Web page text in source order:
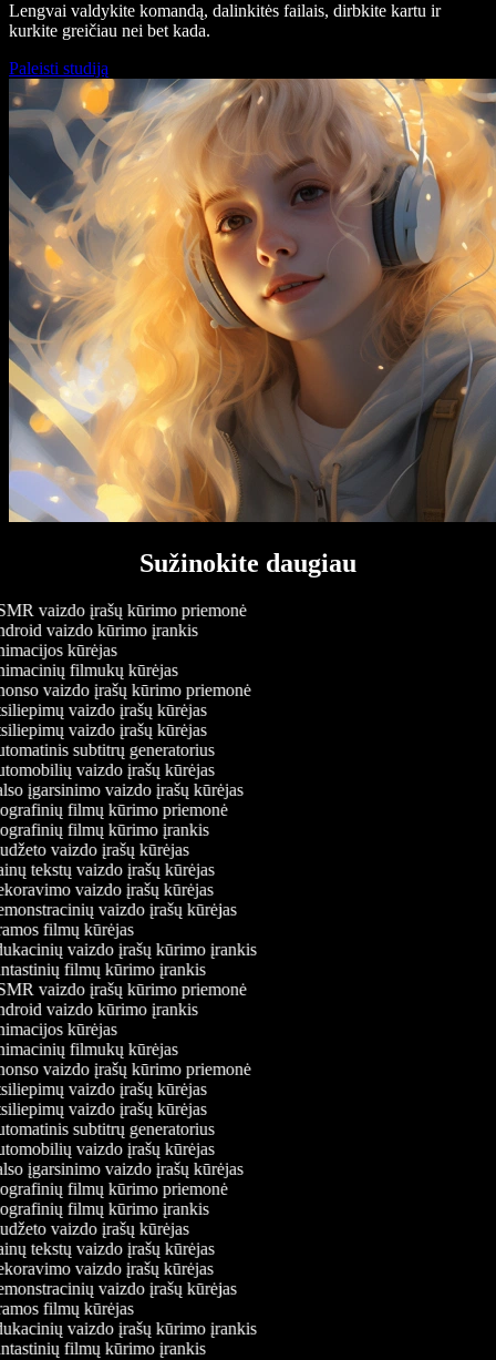
Lengvai valdykite komandą, dalinkitės failais, dirbkite kartu ir
kurkite greičiau nei bet kada.
Paleisti studiją
Sužinokite daugiau
vaizdo įrašų kūrimo priemonė
vaizdo kūrimo įrankis
kūrėjas
filmukų kūrėjas
vaizdo įrašų kūrimo priemonė
vaizdo įrašų kūrėjas
vaizdo įrašų kūrėjas
subtitrų generatorius
vaizdo įrašų kūrėjas
įgarsinimo vaizdo įrašų kūrėjas
filmų kūrimo priemonė
filmų kūrimo įrankis
vaizdo įrašų kūrėjas
tekstų vaizdo įrašų kūrėjas
vaizdo įrašų kūrėjas
vaizdo įrašų kūrėjas
filmų kūrėjas
vaizdo įrašų kūrimo įrankis
filmų kūrimo įrankis
vaizdo įrašų kūrimo priemonė
vaizdo kūrimo įrankis
kūrėjas
filmukų kūrėjas
vaizdo įrašų kūrimo priemonė
vaizdo įrašų kūrėjas
vaizdo įrašų kūrėjas
subtitrų generatorius
vaizdo įrašų kūrėjas
įgarsinimo vaizdo įrašų kūrėjas
filmų kūrimo priemonė
filmų kūrimo įrankis
vaizdo įrašų kūrėjas
tekstų vaizdo įrašų kūrėjas
vaizdo įrašų kūrėjas
vaizdo įrašų kūrėjas
filmų kūrėjas
vaizdo įrašų kūrimo įrankis
filmų kūrimo įrankis